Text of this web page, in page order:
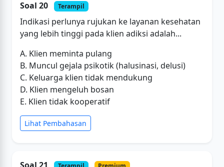
Soal 20 Terampil
Indikasi perlunya rujukan ke layanan kesehatan
yang lebih tinggi pada klien adiksi adalah...
A. Klien meminta pulang
B. Muncul gejala psikotik (halusinasi, delusi)
C. Keluarga klien tidak mendukung
D. Klien mengeluh bosan
E. Klien tidak kooperatif
Lihat Pembahasan